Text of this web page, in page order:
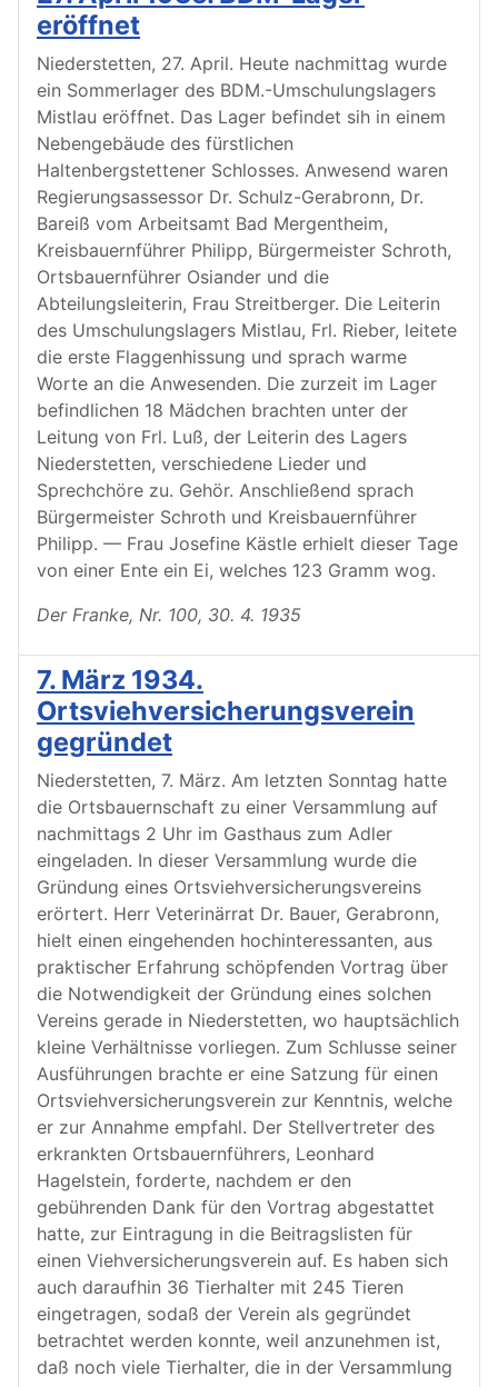
eröffnet
Niederstetten, 27. April. Heute nachmittag wurde
ein Sommerlager des BDM.-Umschulungslagers
Mistlau eröffnet. Das Lager befindet sih in einem
Nebengebäude des fürstlichen
Haltenbergstettener Schlosses. Anwesend waren
Regierungsassessor Dr. Schulz-Gerabronn, Dr.
Bareiß vom Arbeitsamt Bad Mergentheim,
Kreisbauernführer Philipp, Bürgermeister Schroth,
Ortsbauernführer Osiander und die
Abteilungsleiterin, Frau Streitberger. Die Leiterin
des Umschulungslagers Mistlau, Frl. Rieber, leitete
die erste Flaggenhissung und sprach warme
Worte an die Anwesenden. Die zurzeit im Lager
befindlichen 18 Mädchen brachten unter der
Leitung von Frl. Luß, der Leiterin des Lagers
Niederstetten, verschiedene Lieder und
Sprechchöre zu. Gehör. Anschließend sprach
Bürgermeister Schroth und Kreisbauernführer
Philipp. — Frau Josefine Kästle erhielt dieser Tage
von einer Ente ein Ei, welches 123 Gramm wog.
Der Franke, Nr. 100, 30. 4. 1935
7. März 1934.
Ortsviehversicherungsverein
gegründet
Niederstetten, 7. März. Am letzten Sonntag hatte
die Ortsbauernschaft zu einer Versammlung auf
nachmittags 2 Uhr im Gasthaus zum Adler
eingeladen. In dieser Versammlung wurde die
Gründung eines Ortsviehversicherungsvereins
erörtert. Herr Veterinärrat Dr. Bauer, Gerabronn,
hielt einen eingehenden hochinteressanten, aus
praktischer Erfahrung schöpfenden Vortrag über
die Notwendigkeit der Gründung eines solchen
Vereins gerade in Niederstetten, wo hauptsächlich
kleine Verhältnisse vorliegen. Zum Schlusse seiner
Ausführungen brachte er eine Satzung für einen
Ortsviehversicherungsverein zur Kenntnis, welche
er zur Annahme empfahl. Der Stellvertreter des
erkrankten Ortsbauernführers, Leonhard
Hagelstein, forderte, nachdem er den
gebührenden Dank für den Vortrag abgestattet
hatte, zur Eintragung in die Beitragslisten für
einen Viehversicherungsverein auf. Es haben sich
auch daraufhin 36 Tierhalter mit 245 Tieren
eingetragen, sodaß der Verein als gegründet
betrachtet werden konnte, weil anzunehmen ist,
daß noch viele Tierhalter, die in der Versammlung